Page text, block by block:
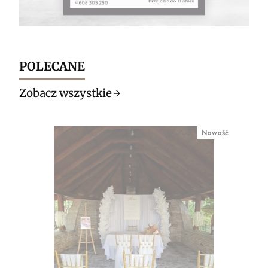
POLECANE
Zobacz wszystkie
Nowość